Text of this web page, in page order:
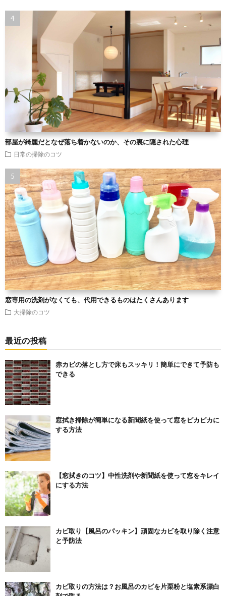
部屋が綺麗だとなぜ落ち着かないのか、その裏に隠された心理
日常の掃除のコツ
窓専用の洗剤がなくても、代用できるものはたくさんあります
大掃除のコツ
最近の投稿
赤カビの落とし方で床もスッキリ！簡単にできて予防も
できる
窓拭き掃除が簡単になる新聞紙を使って窓をピカピカに
する方法
【窓拭きのコツ】中性洗剤や新聞紙を使って窓をキレイ
にする方法
カビ取り【風呂のパッキン】頑固なカビを取り除く注意
と予防法
カビ取りの方法は？お風呂のカビを片栗粉と塩素系漂白